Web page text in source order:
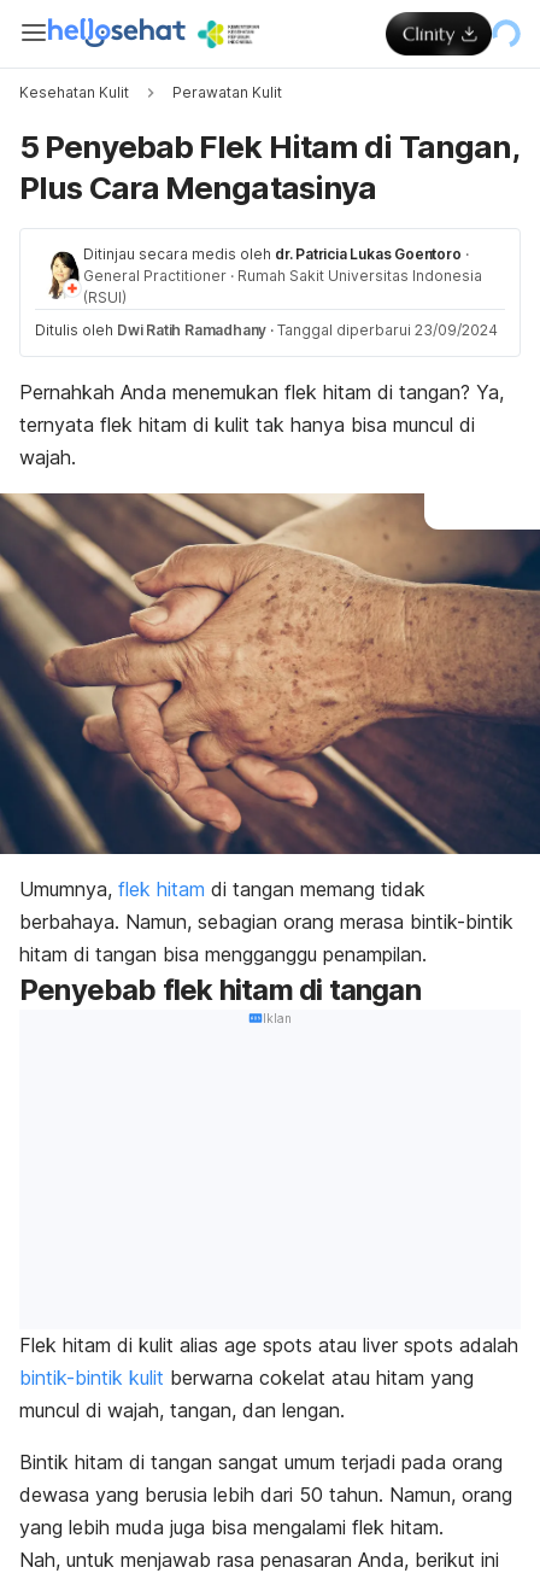
Kesehatan Kulit Perawatan Kulit
5 Penyebab Flek Hitam di Tangan,
Plus Cara Mengatasinya
Ditinjau secara medis oleh dr. Patricia Lukas Goentoro ·
General Practitioner · Rumah Sakit Universitas Indonesia
(RSUI)
Ditulis oleh Dwi Ratih Ramadhany · Tanggal diperbarui 23/09/2024
Pernahkah Anda menemukan flek hitam di tangan? Ya,
ternyata flek hitam di kulit tak hanya bisa muncul di
wajah.
Umumnya, flek hitam di tangan memang tidak
berbahaya. Namun, sebagian orang merasa bintik-bintik
hitam di tangan bisa mengganggu penampilan.
Penyebab flek hitam di tangan
Iklan
Flek hitam di kulit alias age spots atau liver spots adalah
bintik-bintik kulit berwarna cokelat atau hitam yang
muncul di wajah, tangan, dan lengan.
Bintik hitam di tangan sangat umum terjadi pada orang
dewasa yang berusia lebih dari 50 tahun. Namun, orang
yang lebih muda juga bisa mengalami flek hitam.
Nah, untuk menjawab rasa penasaran Anda, berikut ini